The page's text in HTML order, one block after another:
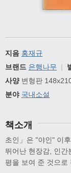
지음 홍재규
브랜드 은행나무 |
사양변형판
분야 국내소설
책소개
초인」은 "야인" 이
뛰어난 현장감, 인간
평을 보여 준 것으로